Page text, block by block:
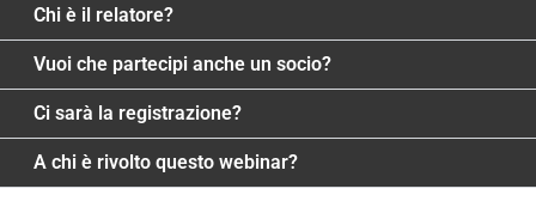
Chi è il relatore?
Vuoi che partecipi anche un socio?
Ci sarà la registrazione?
A chi è rivolto questo webinar?